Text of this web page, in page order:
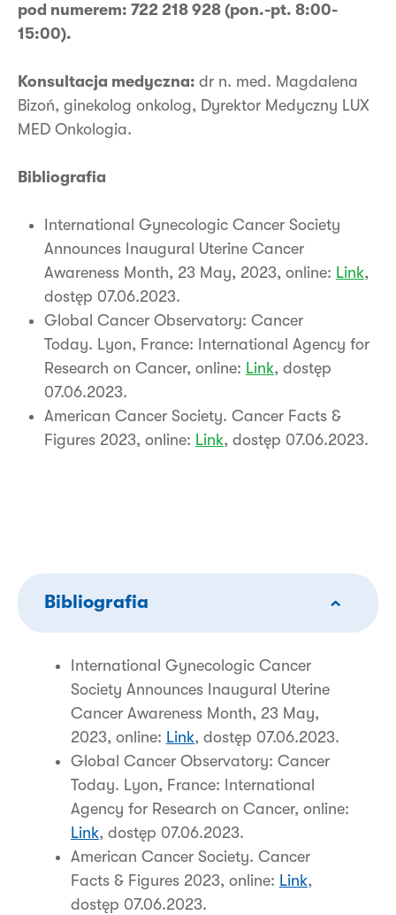
pod numerem: 722 218 928 (pon.-pt. 8:00-
15:00).
Konsultacja medyczna: dr n. med. Magdalena
Bizoń, ginekolog onkolog, Dyrektor Medyczny LUX
MED Onkologia.
Bibliografia
International Gynecologic Cancer Society
Announces Inaugural Uterine Cancer
Awareness Month, 23 May, 2023, online: Link,
dostęp 07.06.2023.
Global Cancer Observatory: Cancer
Today. Lyon, France: International Agency for
Research on Cancer, online: Link, dostęp
07.06.2023.
American Cancer Society. Cancer Facts &
Figures 2023, online: Link, dostęp 07.06.2023.
Bibliografia
International Gynecologic Cancer
Society Announces Inaugural Uterine
Cancer Awareness Month, 23 May,
2023, online: Link, dostęp 07.06.2023.
Global Cancer Observatory: Cancer
Today. Lyon, France: International
Agency for Research on Cancer, online:
Link, dostęp 07.06.2023.
American Cancer Society. Cancer
Facts & Figures 2023, online: Link,
dostęp 07.06.2023.